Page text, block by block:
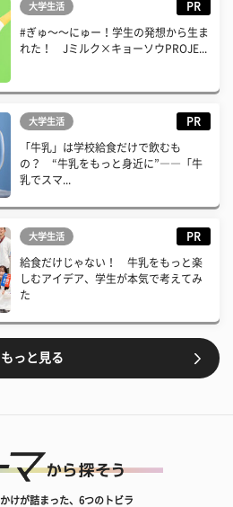
大学生活 PR
#ぎゅ〜〜にゅー！学生の発想から生ま
れた！ Jミルク×キョーソウPROJE...
大学生活 PR
「牛乳」は学校給食だけで飲むも
の？ “牛乳をもっと身近に”――「牛
乳でスマ...
大学生活 PR
給食だけじゃない！ 牛乳をもっと楽
しむアイデア、学生が本気で考えてみ
た
もっと見る
けが詰まった、6つのトビラ